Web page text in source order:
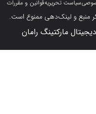
قوانین و مقررات
ممنوع است.
رامان